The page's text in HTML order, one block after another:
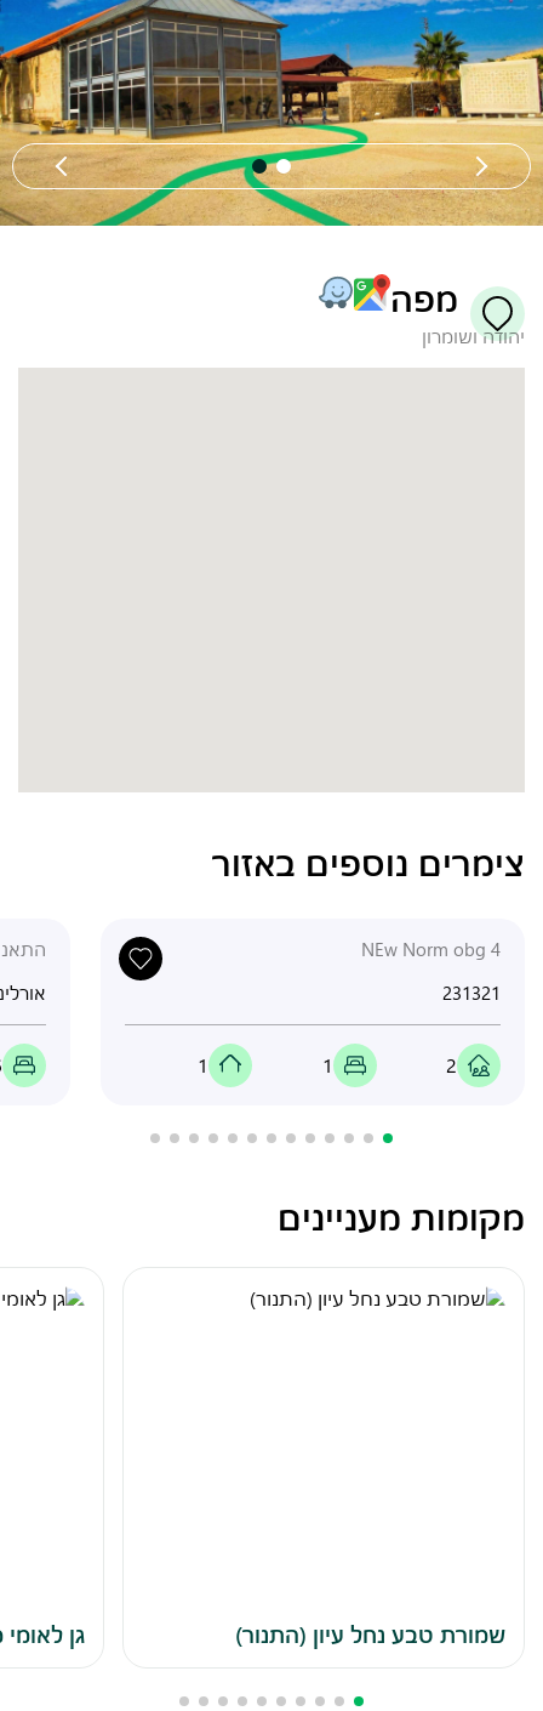
מפה
יהודה ושומרון
צימרים נוספים באזור
NEw Norm obg 4
231321
2
1
1
התאנה
מקומות מעניינים
שמורת טבע נחל עיון (התנור) גן